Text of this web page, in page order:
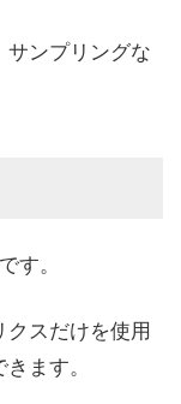
ンプリングな
す。
スだけを使用
ます。